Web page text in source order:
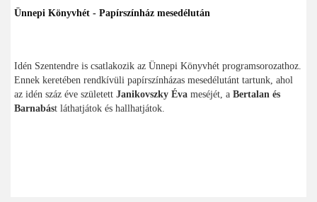
Ünnepi Könyvhét - Papírszínház mesedélután
Idén Szentendre is csatlakozik az Ünnepi Könyvhét programsorozathoz.
Ennek keretében rendkívüli papírszínházas mesedélutánt tartunk, ahol
az idén száz éve született Janikovszky Éva meséjét, a Bertalan és
Barnabást láthatjátok és hallhatjátok.